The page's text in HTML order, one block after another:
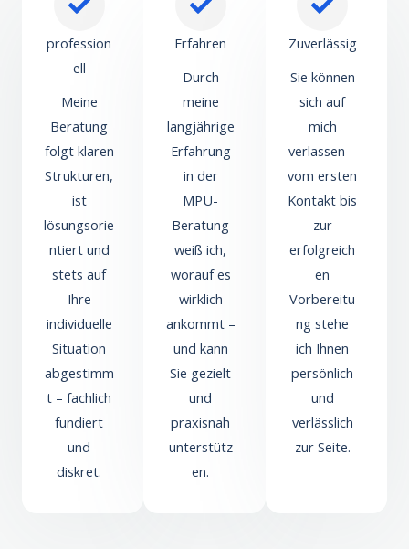
profession
ell
Meine
Beratung
folgt klaren
Strukturen,
ist
lösungsorie
ntiert und
stets auf
Ihre
individuelle
Situation
abgestimm
t – fachlich
fundiert
und
diskret.
Erfahren
Durch
meine
langjährige
Erfahrung
in der
MPU-
Beratung
weiß ich,
worauf es
wirklich
ankommt –
und kann
Sie gezielt
und
praxisnah
unterstütz
en.
Zuverlässig
Sie können
sich auf
mich
verlassen –
vom ersten
Kontakt bis
zur
erfolgreich
en
Vorbereitu
ng stehe
ich Ihnen
persönlich
und
verlässlich
zur Seite.